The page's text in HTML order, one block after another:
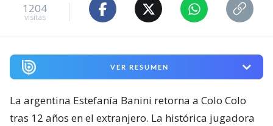
1204
visitas
VER RESUMEN
La argentina Estefanía Banini retorna a Colo Colo
tras 12 años en el extranjero. La histórica jugadora